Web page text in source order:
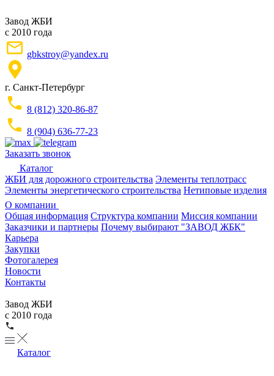
Завод ЖБИ
с 2010 года
gbkstroy@yandex.ru
г. Санкт-Петербург
8 (812) 320-86-87
8 (904) 636-77-23
Заказать звонок
Каталог
ЖБИ для дорожного строительства Элементы теплотрасс
Элементы энергетического строительства Нетиповые изделия
О компании
Общая информация Структура компании Миссия компании
Заказчики и партнеры Почему выбирают "ЗАВОД ЖБК"
Карьера
Закупки
Фотогалерея
Новости
Контакты
Завод ЖБИ
с 2010 года
Каталог